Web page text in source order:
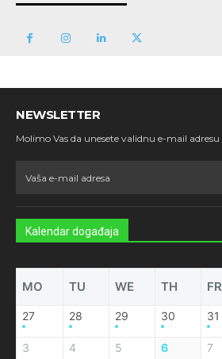
NEWSLETTER
Molimo Vas da unesete validnu e-mail adresu
Kalendar događaja
MO TU WE TH FR
27 28 29 30 31
3 4 5 6 7